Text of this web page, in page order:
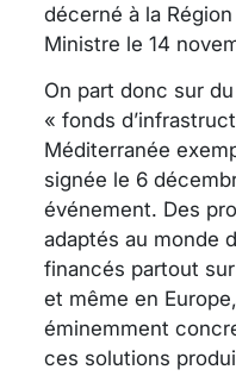
décerné à la
Ministre le 14
On part donc sur
« fonds
Méditerranée
signée le 6
événement. Des
adaptés au monde
financés partout
et même en
éminemment
ces solutions